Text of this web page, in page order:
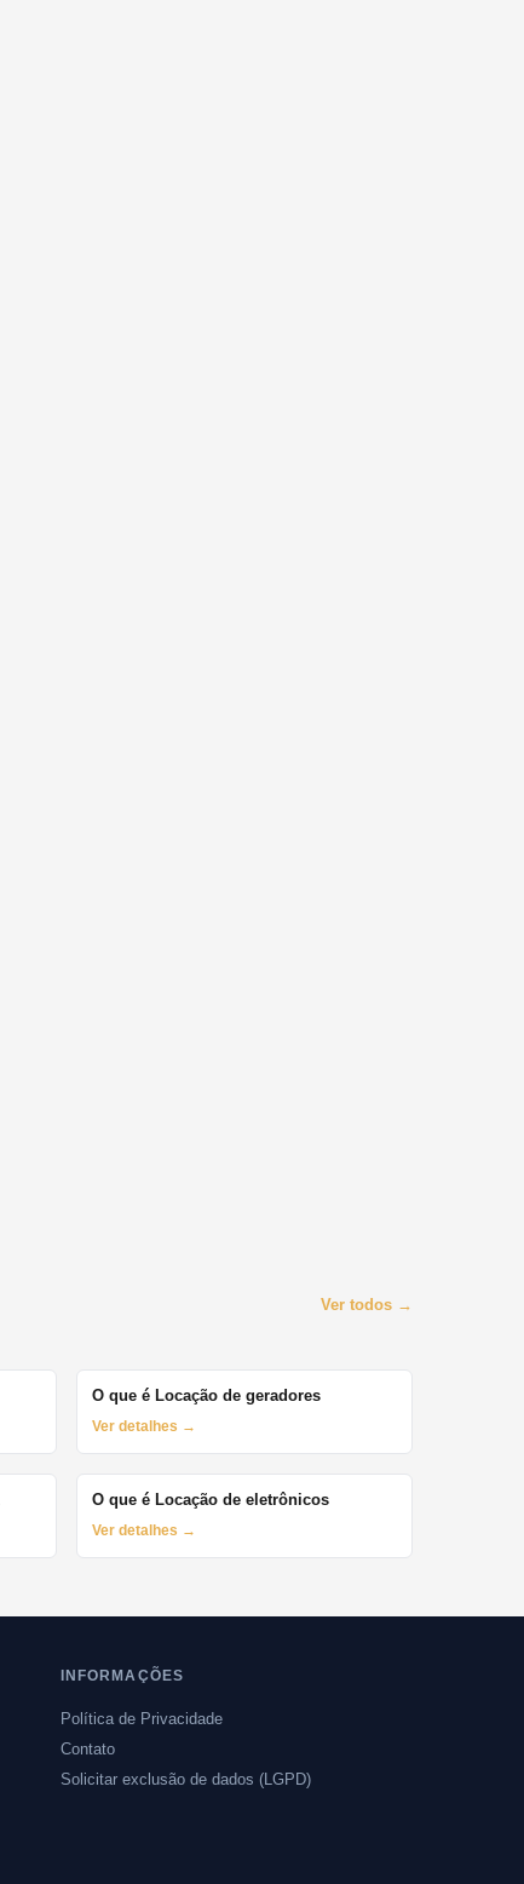
Ver todos →
O que é Locação de geradores
Ver detalhes →
O que é Locação de eletrônicos
Ver detalhes →
INFORMAÇÕES
Política de Privacidade
Contato
Solicitar exclusão de dados (LGPD)